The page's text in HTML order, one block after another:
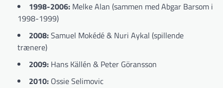
1998-2006: Melke Alan (sammen med Abgar Barsom i
1998-1999)
2008:Samuel Mokédé & Nuri Aykal (spillende
trænere)
2009: Hans Källén & Peter Göransson
2010: Ossie Selimovic